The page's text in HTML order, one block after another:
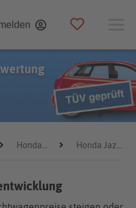
Honda Jazz Honda Jazz 2020